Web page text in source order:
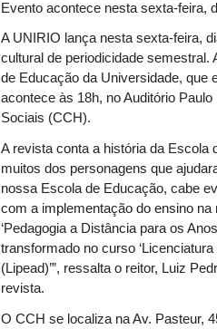
Evento acontece nesta sexta-feira,
A UNIRIO lança nesta sexta-feira,
cultural de periodicidade
de Educação da Universidade, que
acontece às 18h, no Auditório
Sociais (CCH).
A revista conta a história da
muitos dos personagens que
nossa Escola de Educação, cabe
com a implementação do ensino
‘Pedagogia a Distância para os
transformado no curso
(Lipead)’”, ressalta o reitor, Luiz
revista.
O CCH se localiza na Av. Pasteur,